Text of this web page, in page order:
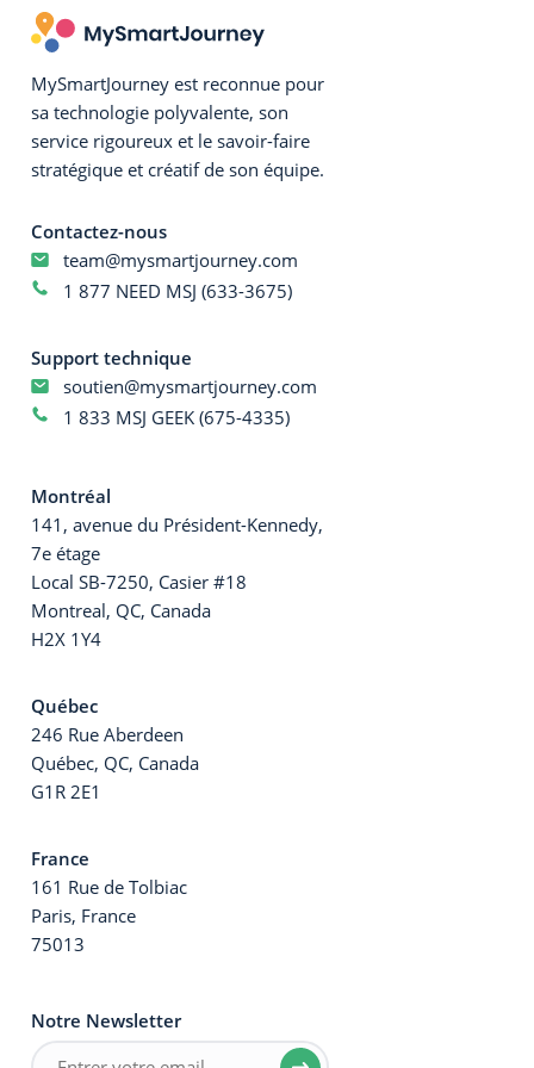
MySmartJourney est reconnue pour
sa technologie polyvalente, son
service rigoureux et le savoir-faire
stratégique et créatif de son équipe.
Contactez-nous
team@mysmartjourney.com
1 877 NEED MSJ (633-3675)
Support technique
soutien@mysmartjourney.com
1 833 MSJ GEEK (675-4335)
Montréal
141, avenue du Président-Kennedy,
7e étage
Local SB-7250, Casier #18
Montreal, QC, Canada
H2X 1Y4
Québec
246 Rue Aberdeen
Québec, QC, Canada
G1R 2E1
France
161 Rue de Tolbiac
Paris, France
75013
Notre Newsletter